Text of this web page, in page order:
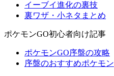
イーブイ進化の裏技
裏ワザ・小ネタまとめ
ポケモンGO初心者向け記事
ポケモンGO序盤の攻略
序盤のおすすめポケモン